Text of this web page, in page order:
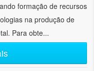
formação de recursos
na produção de
Para obte...